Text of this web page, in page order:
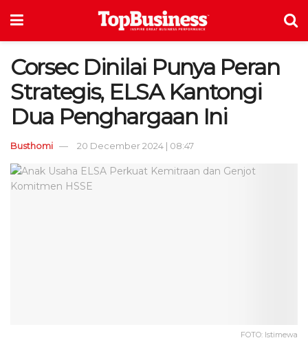
Corsec Dinilai Punya Peran
Strategis, ELSA Kantongi
Dua Penghargaan Ini
Busthomi 20 December 2024 | 08:47
FOTO: Istimewa